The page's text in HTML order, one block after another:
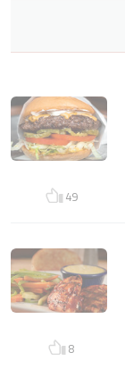
49
8